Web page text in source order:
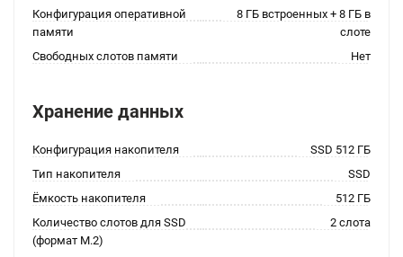
Конфигурация оперативной
памяти
8 ГБ встроенных + 8 ГБ в
слоте
Свободных слотов памяти
Нет
Хранение данных
Конфигурация накопителя
SSD 512 ГБ
Тип накопителя
SSD
Ёмкость накопителя
512 ГБ
Количество слотов для SSD
(формат M.2)
2 слота